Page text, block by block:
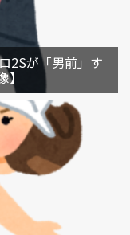
2Sが「男前」す